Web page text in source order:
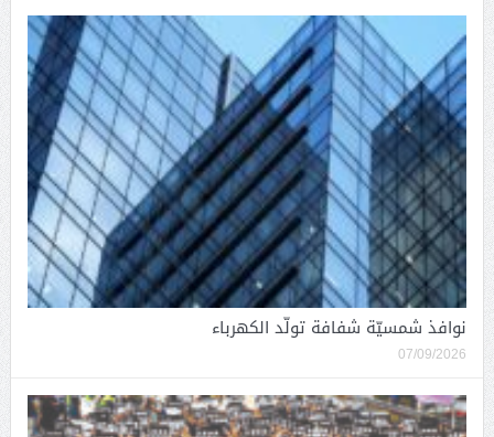
نوافذ شمسيّة شفافة تولّد الكهرباء
07/09/2026